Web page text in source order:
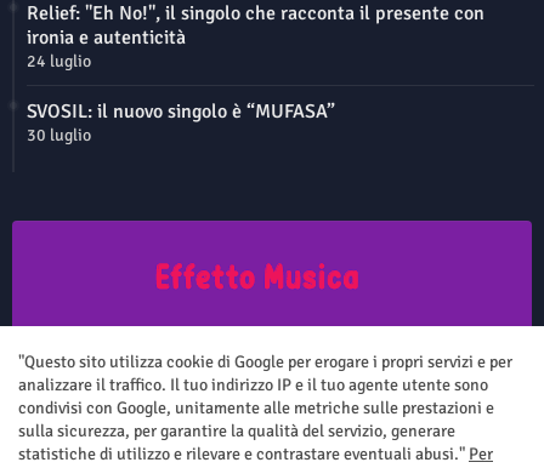
Relief: "Eh No!", il singolo che racconta il presente con
ironia e autenticità
24 luglio
SVOSIL: il nuovo singolo è “MUFASA”
30 luglio
aggiornato senza nessuna periodicità. Non può pertanto considerarsi
un prodotto editoriale ai sensi della legge n.62 del 7.03.2001
"Questo sito utilizza cookie di Google per erogare i propri servizi e per
analizzare il traffico. Il tuo indirizzo IP e il tuo agente utente sono
condivisi con Google, unitamente alle metriche sulle prestazioni e
sulla sicurezza, per garantire la qualità del servizio, generare
statistiche di utilizzo e rilevare e contrastare eventuali abusi." Per